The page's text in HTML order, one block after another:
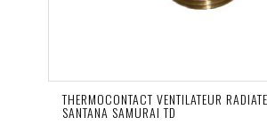
THERMOCONTACT VENTILATEUR
SANTANA SAMURAI TD